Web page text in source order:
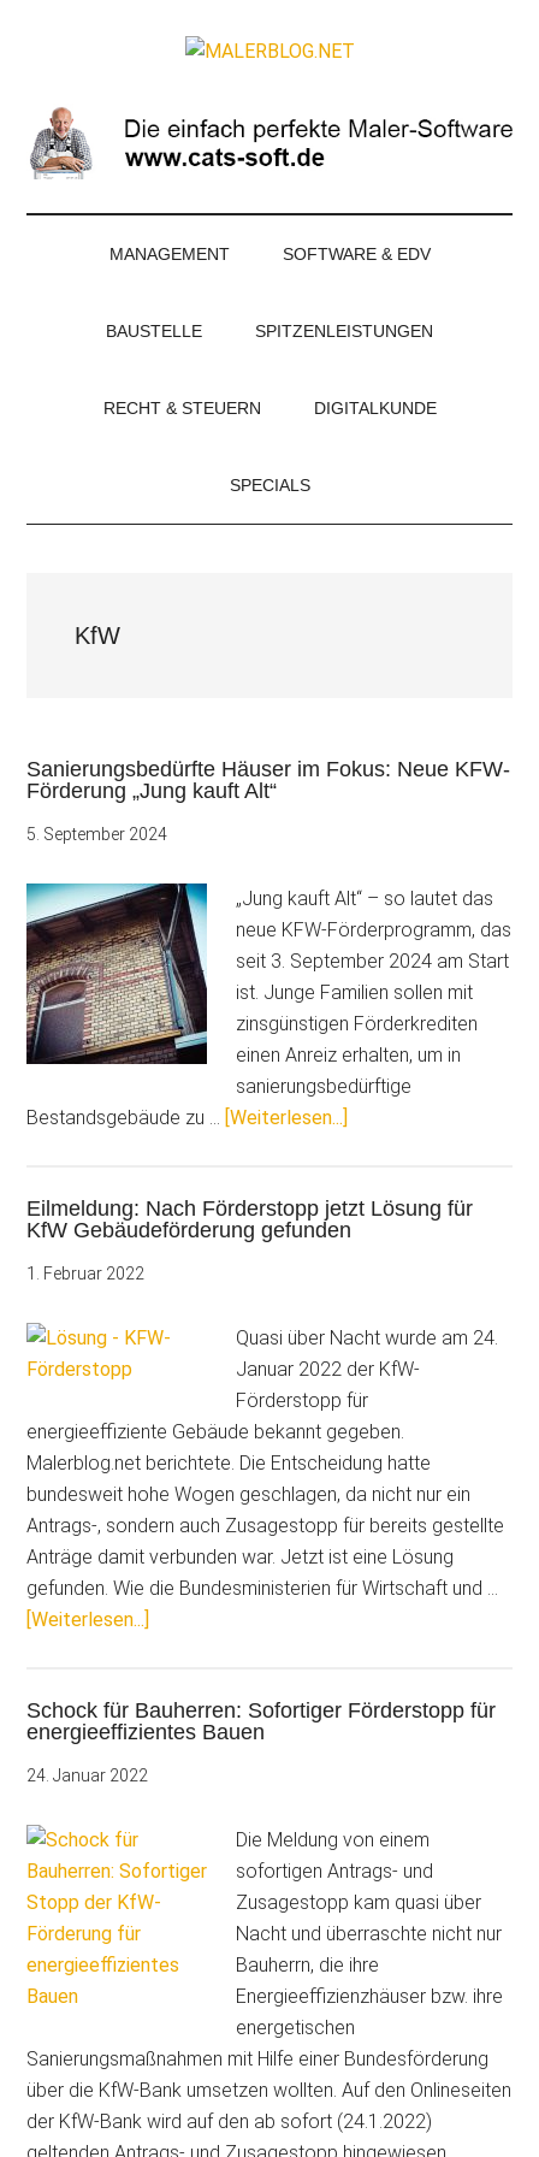
Magazin
für
Maler
und
MANAGEMENT SOFTWARE & EDV
BAUSTELLE SPITZENLEISTUNGEN
RECHT & STEUERN DIGITALKUNDE
SPECIALS
KfW
Sanierungsbedürfte Häuser im Fokus: Neue KFW-
Förderung „Jung kauft Alt“
5. September 2024
„Jung kauft Alt“ – so lautet das
neue KFW-Förderprogramm, das
seit 3. September 2024 am Start
ist. Junge Familien sollen mit
zinsgünstigen Förderkrediten
einen Anreiz erhalten, um in
sanierungsbedürftige
Bestandsgebäude zu … [Weiterlesen...]
Fokus:
Neue
„Jung
kauft
Alt“
Eilmeldung: Nach Förderstopp jetzt Lösung für
KfW Gebäudeförderung gefunden
1. Februar 2022
Quasi über Nacht wurde am 24.
Januar 2022 der KfW-
Förderstopp für
energieeffiziente Gebäude bekannt gegeben.
Malerblog.net berichtete. Die Entscheidung hatte
bundesweit hohe Wogen geschlagen, da nicht nur ein
Antrags-, sondern auch Zusagestopp für bereits gestellte
Anträge damit verbunden war. Jetzt ist eine Lösung
gefunden. Wie die Bundesministerien für Wirtschaft und …
[Weiterlesen...]
jetzt
Lösung
Gebäudeförderung
gefunden
Schock für Bauherren: Sofortiger Förderstopp für
energieeffizientes Bauen
24. Januar 2022
Die Meldung von einem
sofortigen Antrags- und
Zusagestopp kam quasi über
Nacht und überraschte nicht nur
Bauherrn, die ihre
Energieeffizienzhäuser bzw. ihre
energetischen
Sanierungsmaßnahmen mit Hilfe einer Bundesförderung
über die KfW-Bank umsetzen wollten. Auf den Onlineseiten
der KfW-Bank wird auf den ab sofort (24.1.2022)
geltenden Antrags- und Zusagestopp hingewiesen. …